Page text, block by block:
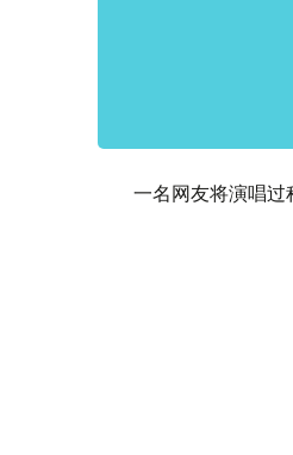
一名网友将演唱过